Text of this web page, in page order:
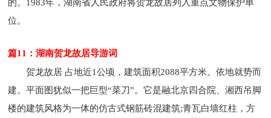
的。1983年，湖南省人民政府将贺龙故居列入重点文物保护单
位。
篇11：湖南贺龙故居导游词
贺龙故居 占地近1公顷，建筑面积2088平方米。依地就势而
建。平面图犹似一把巨型“菜刀”。它是融北京四合院、湘西吊脚
楼的建筑风格为一体的仿古式钢筋砖混建筑;青瓦白墙红柱，方